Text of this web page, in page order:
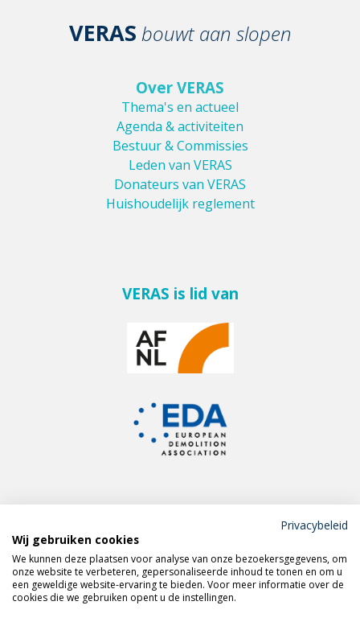
VERAS bouwt aan slopen
Over VERAS
Thema's en actueel
Agenda & activiteiten
Bestuur & Commissies
Leden van VERAS
Donateurs van VERAS
Huishoudelijk reglement
VERAS is lid van
Meld je aan voor de
VERAS nieuwsbrief
Volg VERAS op
Privacybeleid
Wij gebruiken cookies
We kunnen deze plaatsen voor analyse van onze bezoekersgegevens, om
onze website te verbeteren, gepersonaliseerde inhoud te tonen en om u
een geweldige website-ervaring te bieden. Voor meer informatie over de
cookies die we gebruiken opent u de instellingen.